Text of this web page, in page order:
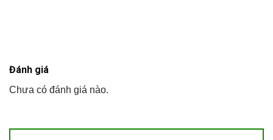
Đánh giá
Chưa có đánh giá nào.